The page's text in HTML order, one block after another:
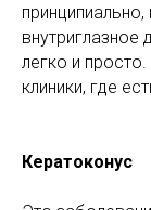
внутриглазное
легко и
клиники, где
Кератоконус